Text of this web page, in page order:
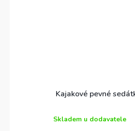
Kajakové pevné
Skladem u dodavatele